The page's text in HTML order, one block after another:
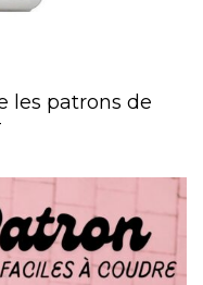
les patrons de